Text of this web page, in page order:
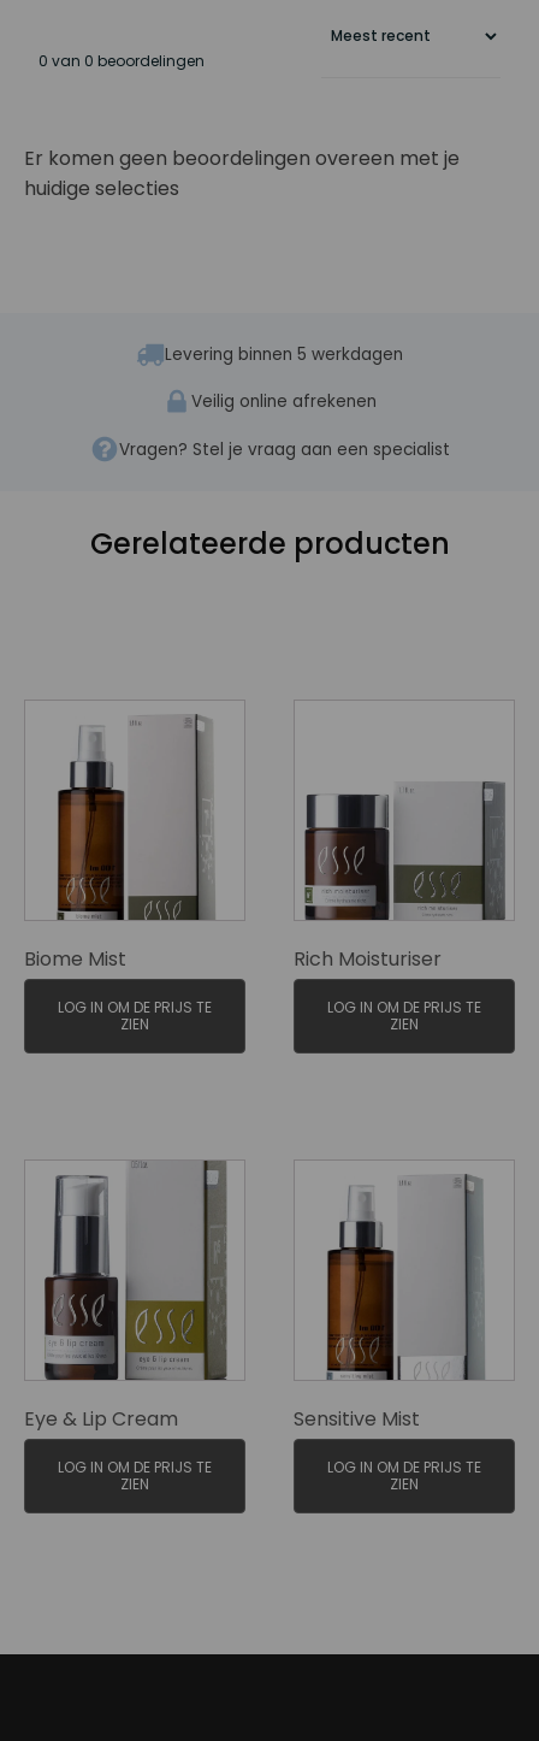
0 van 0 beoordelingen
Er komen geen beoordelingen overeen met je
huidige selecties
Levering binnen 5 werkdagen
Veilig online afrekenen
Vragen? Stel je vraag aan een specialist
Gerelateerde producten
Biome Mist
LOG IN OM DE PRIJS TE
ZIEN
Rich Moisturiser
LOG IN OM DE PRIJS TE
ZIEN
Eye & Lip Cream
LOG IN OM DE PRIJS TE
ZIEN
Sensitive Mist
LOG IN OM DE PRIJS TE
ZIEN